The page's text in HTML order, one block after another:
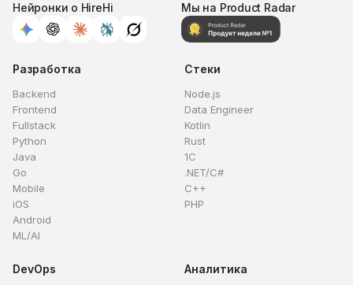
Нейронки о HireHi Мы на Product Radar
Разработка
Backend
Frontend
Fullstack
Python
Java
Go
Mobile
iOS
Android
ML/AI
Стеки
Node.js
Data Engineer
Kotlin
Rust
1C
.NET/C#
C++
PHP
DevOps Аналитика